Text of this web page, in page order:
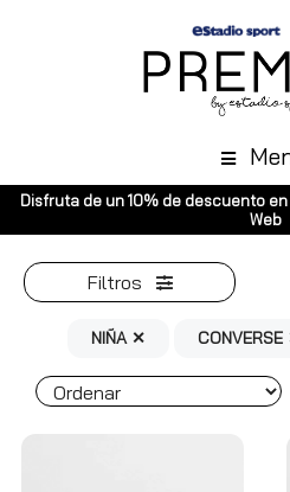
en tu primera compra en
Filtros
NIÑA ✕